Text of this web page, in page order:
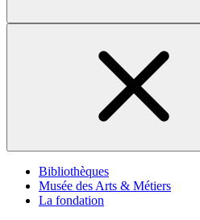
Bibliothèques
Musée des Arts & Métiers
La fondation